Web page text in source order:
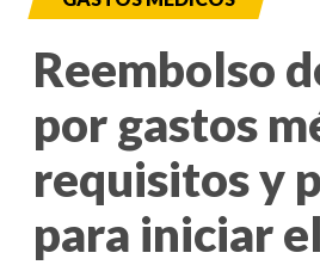
Reembolso
por gastos
requisitos y
para iniciar